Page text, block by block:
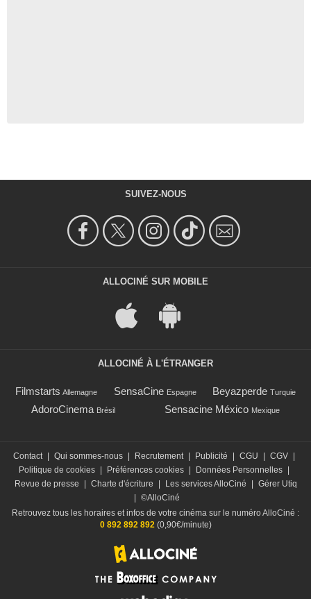
SUIVEZ-NOUS
ALLOCINÉ SUR MOBILE
ALLOCINÉ À L'ÉTRANGER
Filmstarts Allemagne SensaCine Espagne Beyazperde Turquie
AdoroCinema Brésil Sensacine México Mexique
Contact Qui sommes-nous Recrutement Publicité CGU CGV
Politique de cookies
Préférences cookies Données Personnelles
Revue de presse
Charte d'écriture Les services AlloCiné
Gérer Utiq
©AlloCiné
Retrouvez tous les horaires et infos de votre cinéma sur le numéro AlloCiné :
0 892 892 892(0,90€/minute)